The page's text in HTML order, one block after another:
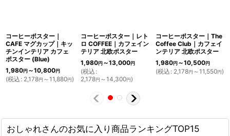
コーヒーポスター｜
CAFE マグカップ｜キッ
チンインテリア カフェ
ポスター (Blue)
1,980円～10,800円
(税込 : 2,178円 ～11,880円)
コーヒーポスター｜レト
ロ COFFEE｜カフェイン
テリア 北欧ポスター
1,980円～13,000円
(税込 :
2,178円 ～14,300円)
コーヒーポスター｜The
Coffee Club｜カフェイ
ンテリア 北欧ポスター
1,980円～10,500円
(税込 : 2,178円 ～11,550円)
おしゃれさんのお気に入り商品ランキングTOP15